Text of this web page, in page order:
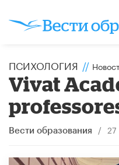
ПСИХОЛОГИЯ //
​Vivat
Вести образования /